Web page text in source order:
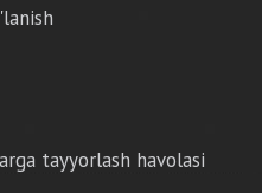
tayyorlash havolasi